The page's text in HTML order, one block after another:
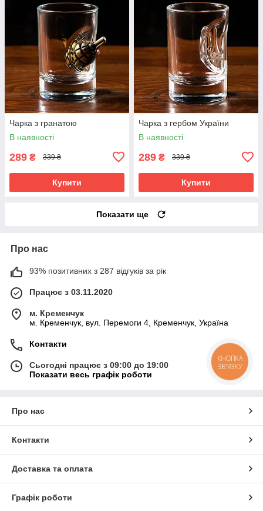
Чарка з гранатою
В наявності
289 ₴ 339 ₴
Купити
Чарка з гербом України
В наявності
289 ₴ 339 ₴
Купити
Показати ще
Про нас
93% позитивних з 287 відгуків за рік
Працює з 03.11.2020
м. Кременчук
м. Кременчук, вул. Перемоги 4, Кременчук, Україна
Контакти
Сьогодні працює з 09:00 до 19:00
Показати весь графік роботи
Про нас
Контакти
Доставка та оплата
Графік роботи
КНОПКА
ЗВ'ЯЗКУ